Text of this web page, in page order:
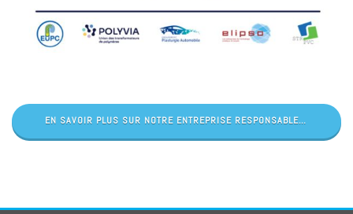
EN SAVOIR PLUS SUR NOTRE ENTREPRISE RESPONSABLE…